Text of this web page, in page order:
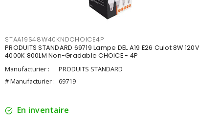
STAA19S48W40KNDCHOICE4P
PRODUITS STANDARD 69719 Lampe DEL A19 E26 Culot 8W 120V
4000K 800LM Non-Gradable CHOICE - 4P
Manufacturier :
PRODUITS STANDARD
# Manufacturier : 69719
En inventaire